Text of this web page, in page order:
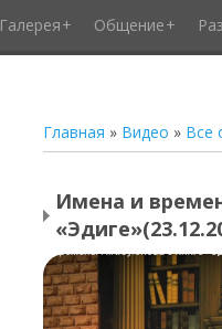
Галерея Общение
Главная » Видео » Все
Имена и